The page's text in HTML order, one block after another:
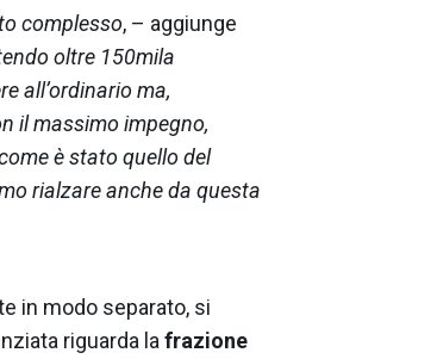
complesso, – aggiunge
oltre 150mila
all’ordinario ma,
il massimo impegno,
è stato quello del
rialzare anche da questa
in modo separato, si
riguarda la frazione